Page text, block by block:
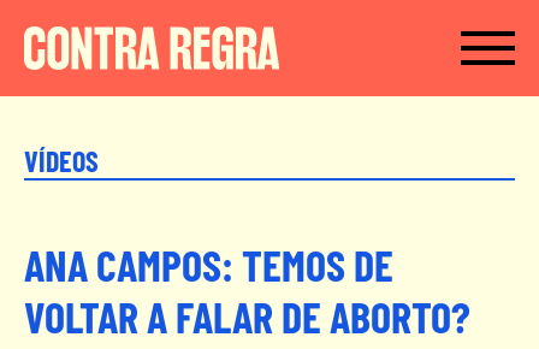
VÍDEOS
ANA CAMPOS: TEMOS DE
VOLTAR A FALAR DE ABORTO?